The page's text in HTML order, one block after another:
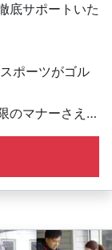
底サポートいた
ポーツがゴル
のマナーさえ守
ちはこれを「ゴ
ストンのインス
り楽しいものに